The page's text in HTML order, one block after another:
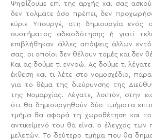
Ψηφίζουμε επί της αρχής και σας
δεν τολμάτε όσο πρέπει, δεν
κύριε Υπουργέ, στη δημιουργία ενός
συστήματος αδειοδότησης ή γιατί
επιβλήθηκαν άλλες απόψεις άλλων
σας, οι οποίοι δεν θέλουν τομές και δεν
Και ας δούμε τι εννοώ. Ας δούμε τι λέγατε
έκθεση και τι λέτε στο νομοσχέδιο,
για το θέμα της διεύρυνσης της
της Νομαρχίας. Λέγατε, λοιπόν, στην
ότι θα δημιουργηθούν δύο τμήματα
τμήμα θα αφορά τη χωροθέτηση και το
αντικείμενό του θα είναι ο έλεγχος των
μελετών. Το δεύτερο τμήμα που θα